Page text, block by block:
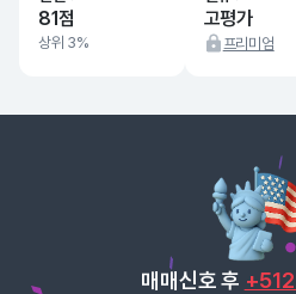
81점
상위 3%
고평가
프리미엄
매매신호 후